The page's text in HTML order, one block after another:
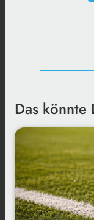
Das könnte